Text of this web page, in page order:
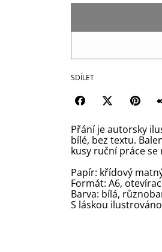
SDÍLET
Přání je autorsky
bílé, bez textu.
kusy ruční práce
Papír: křídový
Formát: A6,
Barva: bílá,
S láskou